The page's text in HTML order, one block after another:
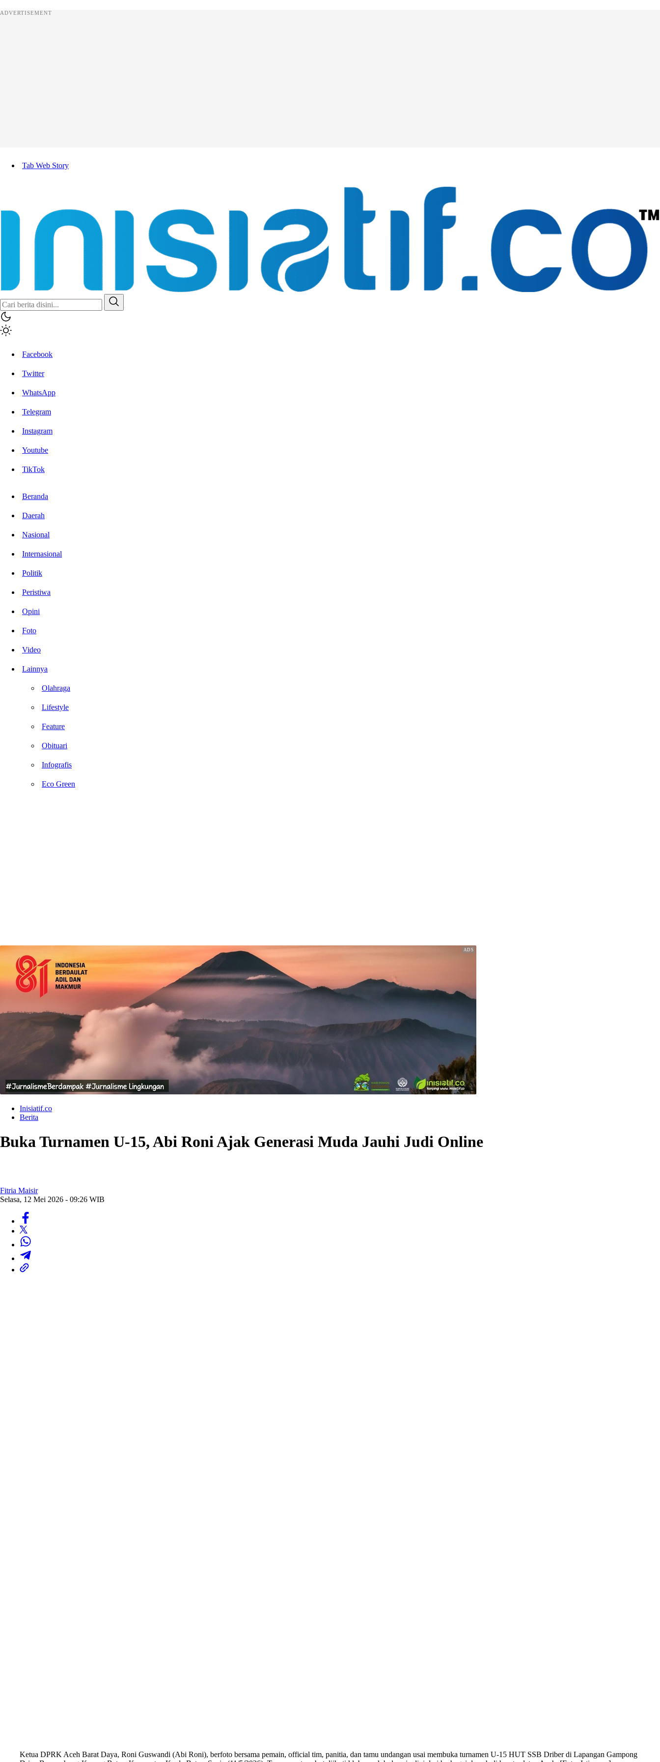
ADVERTISEMENT
Tab Web Story
Facebook
Twitter
WhatsApp
Telegram
Instagram
Youtube
TikTok
Beranda
Daerah
Nasional
Internasional
Politik
Peristiwa
Opini
Foto
Video
Lainnya
Olahraga
Lifestyle
Feature
Obituari
Infografis
Eco Green
Inisiatif.co
Berita
Buka Turnamen U-15, Abi Roni Ajak Generasi Muda Jauhi Judi Online
Fitria Maisir
Selasa, 12 Mei 2026 - 09:26 WIB
Ketua DPRK Aceh Barat Daya, Roni Guswandi (Abi Roni), berfoto bersama pemain, official tim, panitia, dan tamu undangan usai membuka turnamen U-15 HUT SSB Driber di Lapangan Gampong